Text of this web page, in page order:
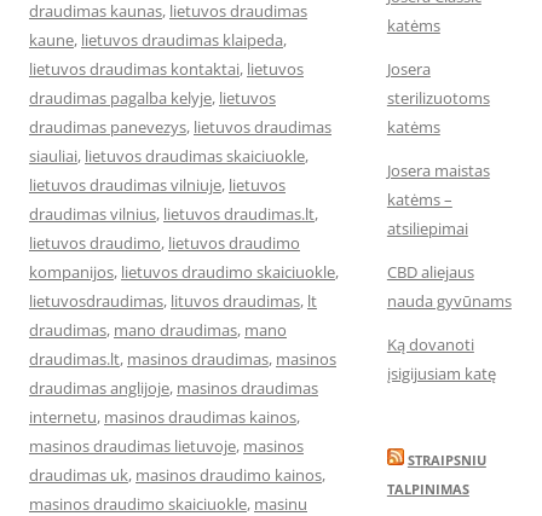
draudimas kaunas, lietuvos draudimas
kaune, lietuvos draudimas klaipeda,
lietuvos draudimas kontaktai, lietuvos
draudimas pagalba kelyje, lietuvos
draudimas panevezys, lietuvos draudimas
siauliai, lietuvos draudimas skaiciuokle,
lietuvos draudimas vilniuje, lietuvos
draudimas vilnius, lietuvos draudimas.lt,
lietuvos draudimo, lietuvos draudimo
kompanijos, lietuvos draudimo skaiciuokle,
lietuvosdraudimas, lituvos draudimas, lt
draudimas, mano draudimas, mano
draudimas.lt, masinos draudimas, masinos
draudimas anglijoje, masinos draudimas
internetu, masinos draudimas kainos,
masinos draudimas lietuvoje, masinos
draudimas uk, masinos draudimo kainos,
masinos draudimo skaiciuokle, masinu
katėms
Josera
sterilizuotoms
katėms
Josera maistas
katėms –
atsiliepimai
CBD aliejaus
nauda gyvūnams
Ką dovanoti
įsigijusiam katę
STRAIPSNIU
TALPINIMAS